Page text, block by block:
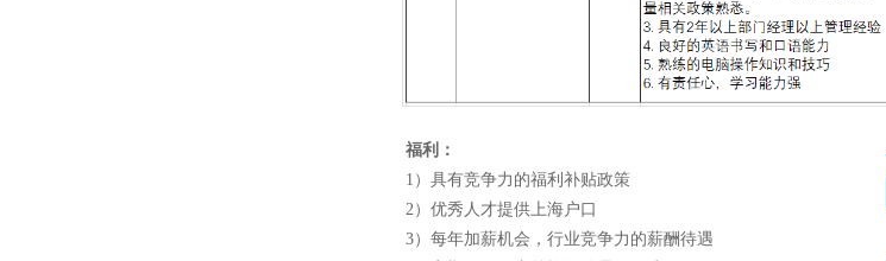
福利：
1）具有竞争力的福利补贴政策
2）优秀人才提供上海户口
3）每年加薪机会，行业竞争力的薪酬待遇